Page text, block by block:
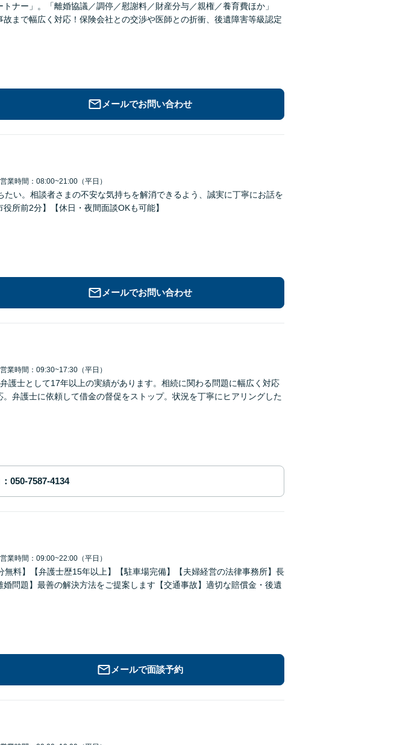
ナー」。「離婚協議／調停／慰謝料／財産分与／親権／養育費ほか」
故まで幅広く対応！保険会社との交渉や医師との折衝、後遺障害等級認定
メールでお問い合わせ
営業時間：08:00~21:00（平日）
たい。相談者さまの不安な気持ちを解消できるよう、誠実に丁寧にお話を
所前2分】【休日・夜間面談OKも可能】
メールでお問い合わせ
営業時間：09:30~17:30（平日）
護士として17年以上の実績があります。相続に関わる問題に幅広く対応
弁護士に依頼して借金の督促をストップ。状況を丁寧にヒアリングした
営業時間：09:00~22:00（平日）
無料】【弁護士歴15年以上】【駐車場完備】【夫婦経営の法律事務所】長
問題】最善の解決方法をご提案します【交通事故】適切な賠償金・後遺
メールで面談予約